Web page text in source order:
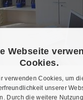
Webseite
Cookies.
verwenden Cookies, um
unserer
Durch die weitere